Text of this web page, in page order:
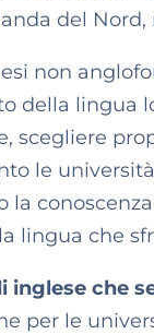
del
non
della lingua
scegliere
le
la
la lingua che
inglese che
per le